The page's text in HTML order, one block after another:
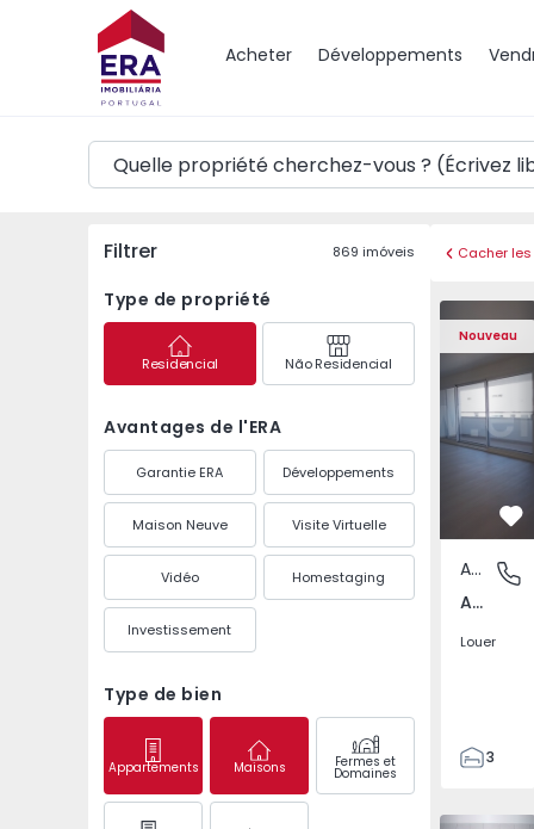
Acheter Développements
Carte
Filtrer 869 imóveis
Type de propriété
Residencial Não Residencial
Avantages de l'ERA
Garantie ERA Développements
Maison Neuve Visite Virtuelle
Vidéo Homestaging
Investissement
Type de bien
Appartements Maisons Fermes et
Domaines
Cacher
Nouveau
Appartement T3
Av.
Appartement
Av. Boavista, Porto
Louer
3